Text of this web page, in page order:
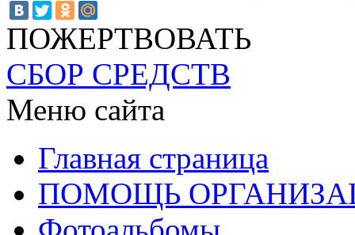
ПОЖЕРТВОВАТЬ
СБОР СРЕДСТВ
Меню сайта
Главная страница
ПОМОЩЬ